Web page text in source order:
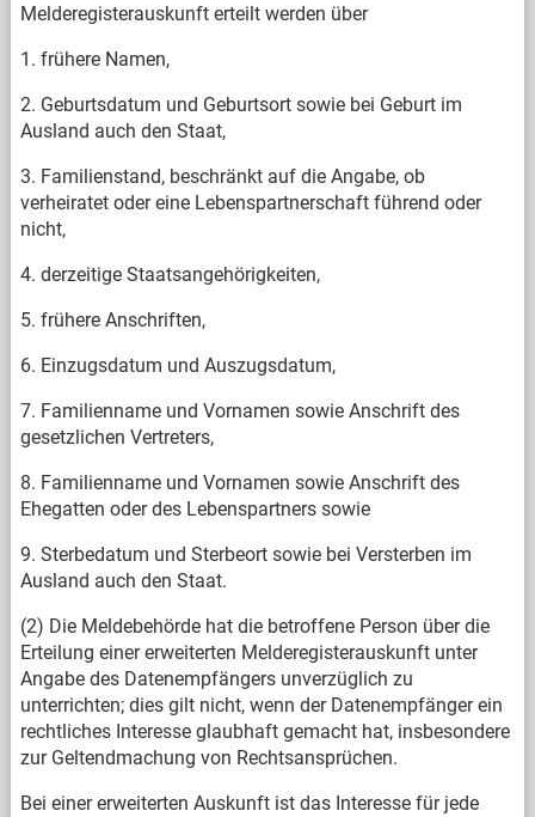
Melderegisterauskunft erteilt werden über
1. frühere Namen,
2. Geburtsdatum und Geburtsort sowie bei Geburt im
Ausland auch den Staat,
3. Familienstand, beschränkt auf die Angabe, ob
verheiratet oder eine Lebenspartnerschaft führend oder
nicht,
4. derzeitige Staatsangehörigkeiten,
5. frühere Anschriften,
6. Einzugsdatum und Auszugsdatum,
7. Familienname und Vornamen sowie Anschrift des
gesetzlichen Vertreters,
8. Familienname und Vornamen sowie Anschrift des
Ehegatten oder des Lebenspartners sowie
9. Sterbedatum und Sterbeort sowie bei Versterben im
Ausland auch den Staat.
(2) Die Meldebehörde hat die betroffene Person über die
Erteilung einer erweiterten Melderegisterauskunft unter
Angabe des Datenempfängers unverzüglich zu
unterrichten; dies gilt nicht, wenn der Datenempfänger ein
rechtliches Interesse glaubhaft gemacht hat, insbesondere
zur Geltendmachung von Rechtsansprüchen.
Bei einer erweiterten Auskunft ist das Interesse für jede